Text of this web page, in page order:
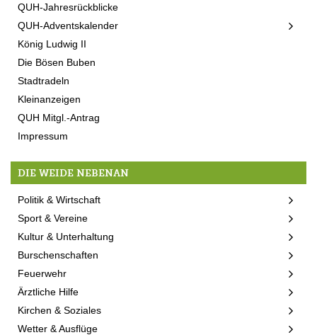
QUH-Jahresrückblicke
QUH-Adventskalender
König Ludwig II
Die Bösen Buben
Stadtradeln
Kleinanzeigen
QUH Mitgl.-Antrag
Impressum
DIE WEIDE NEBENAN
Politik & Wirtschaft
Sport & Vereine
Kultur & Unterhaltung
Burschenschaften
Feuerwehr
Ärztliche Hilfe
Kirchen & Soziales
Wetter & Ausflüge